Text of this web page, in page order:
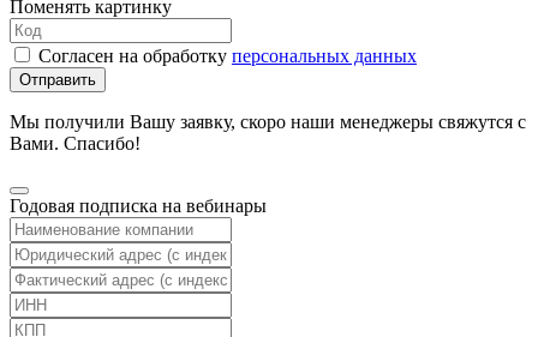
Поменять картинку
Согласен на обработку персональных данных
Отправить
Мы получили Вашу заявку, скоро наши менеджеры свяжутся с
Вами. Спасибо!
Годовая подписка на вебинары